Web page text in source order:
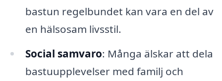
bastun regelbundet kan vara en del av
en hälsosam livsstil.
Social samvaro: Många älskar att dela
bastuupplevelser med familj och